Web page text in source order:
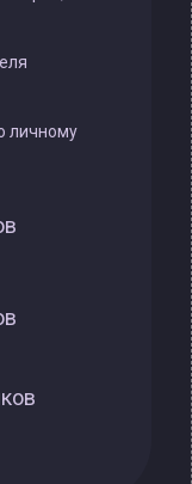
личному